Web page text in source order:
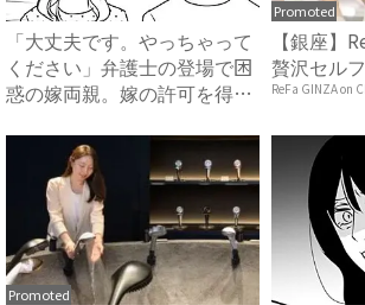
「大丈夫です。やっちゃって
ください」弁護士の登場で困
惑の嫁両親。嫁の許可を得た
Promoted
【銀座】
贅沢セル
ReFa GINZA on
Promoted